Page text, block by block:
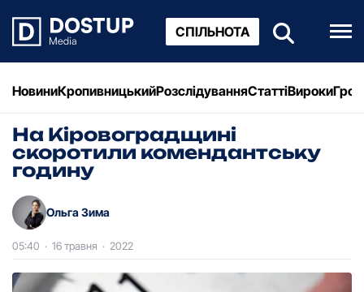
СПІЛЬНОТА
НовиниКропивницькийРозслідуванняСтаттіВироки
На Кіровоградщині
скоротили комендантську
годину
Ольга Зима
05:40 · 16 травня · 2022